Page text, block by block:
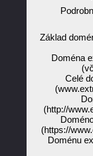
Základ
Doména
Celé
(http://
(https://
Doménu